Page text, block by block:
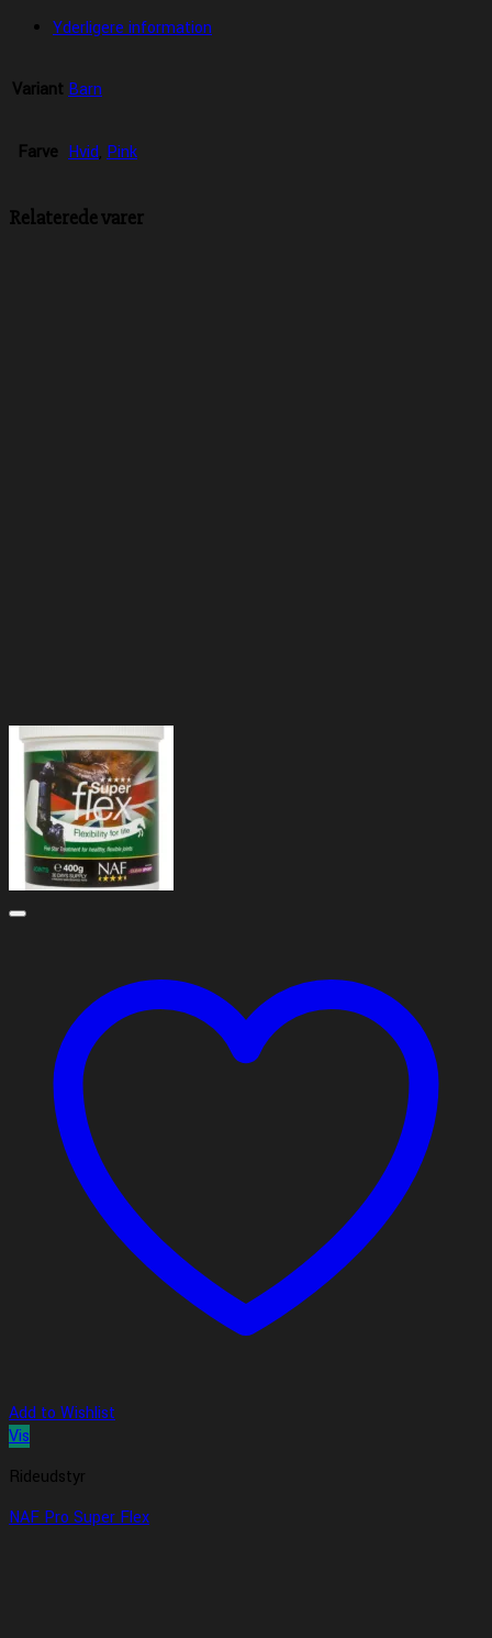
Yderligere information
Variant Barn
Farve Hvid, Pink
Relaterede varer
Add to Wishlist
Vis
Rideudstyr
NAF Pro Super Flex